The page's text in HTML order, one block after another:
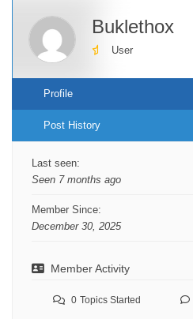
Buklethox
User
Profile
Post History
Last seen:
Seen 7 months ago
Member Since:
December 30, 2025
Member Activity
0 Topics Started